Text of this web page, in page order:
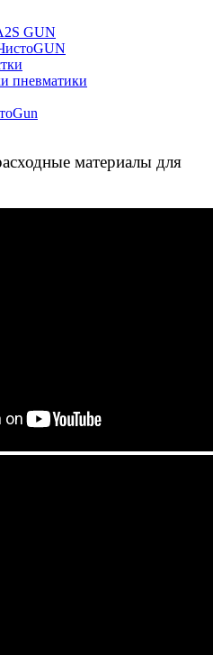
GUN
пневматики
материалы для